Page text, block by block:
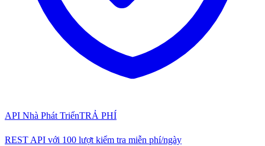
API Nhà Phát TriểnTRẢ PHÍ
REST API với 100 lượt kiểm tra miễn phí/ngày